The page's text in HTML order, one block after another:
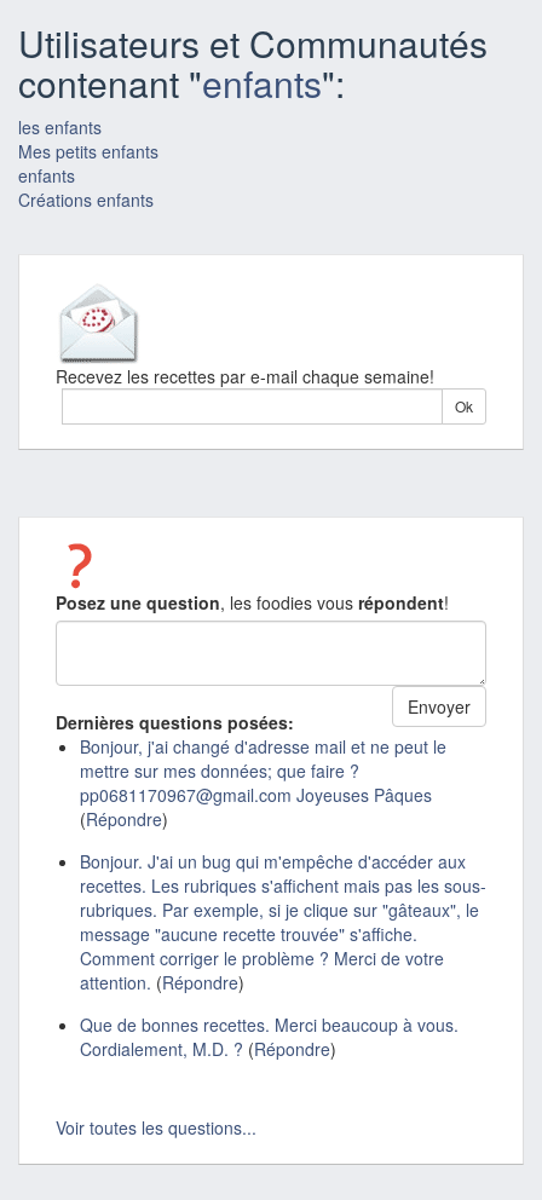
Utilisateurs et Communautés
contenant "enfants":
les enfants
Mes petits enfants
enfants
Créations enfants
Recevez les recettes par e-mail chaque semaine!
Posez une question, les foodies vous répondent!
Dernières questions posées:
Bonjour, j'ai changé d'adresse mail et ne peut le
mettre sur mes données; que faire ?
pp0681170967@gmail.com Joyeuses Pâques
(Répondre)
Bonjour. J'ai un bug qui m'empêche d'accéder aux
recettes. Les rubriques s'affichent mais pas les sous-
rubriques. Par exemple, si je clique sur "gâteaux", le
message "aucune recette trouvée" s'affiche.
Comment corriger le problème ? Merci de votre
attention. (Répondre)
Que de bonnes recettes. Merci beaucoup à vous.
Cordialement, M.D. ? (Répondre)
Voir toutes les questions...